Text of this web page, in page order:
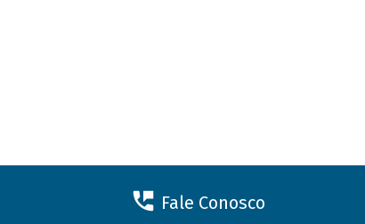
Fale Conosco